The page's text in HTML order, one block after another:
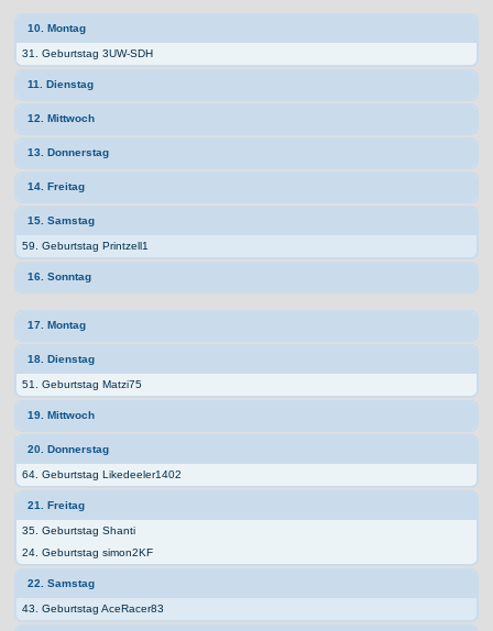
10. Montag
31. Geburtstag 3UW-SDH
11. Dienstag
12. Mittwoch
13. Donnerstag
14. Freitag
15. Samstag
59. Geburtstag Printzell1
16. Sonntag
17. Montag
18. Dienstag
51. Geburtstag Matzi75
19. Mittwoch
20. Donnerstag
64. Geburtstag Likedeeler1402
21. Freitag
35. Geburtstag Shanti
24. Geburtstag simon2KF
22. Samstag
43. Geburtstag AceRacer83